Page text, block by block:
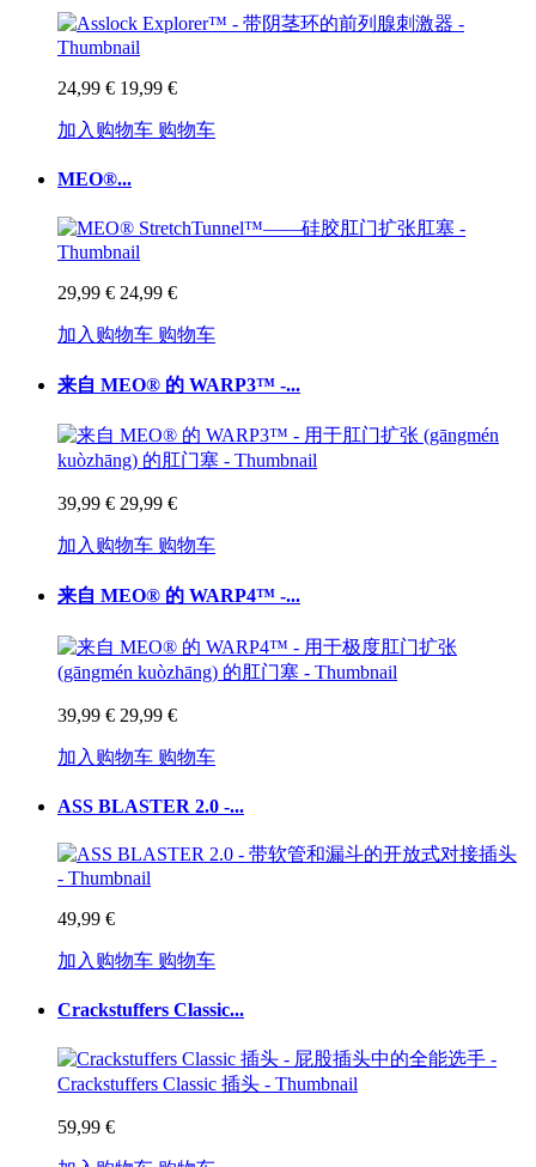
24,99 € 19,99 €
加入购物车 购物车
MEO®...
29,99 € 24,99 €
加入购物车 购物车
来自 MEO® 的 WARP3™ -...
39,99 € 29,99 €
加入购物车 购物车
来自 MEO® 的 WARP4™ -...
39,99 € 29,99 €
加入购物车 购物车
ASS BLASTER 2.0 -...
49,99 €
加入购物车 购物车
Crackstuffers Classic...
59,99 €